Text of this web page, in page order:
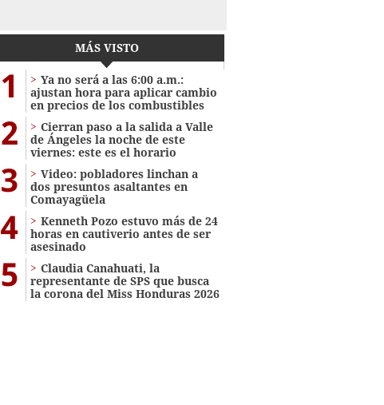
MÁS VISTO
1
Ya no será a las 6:00 a.m.:
ajustan hora para aplicar cambio
en precios de los combustibles
2
Cierran paso a la salida a Valle
de Ángeles la noche de este
viernes: este es el horario
3
Video: pobladores linchan a
dos presuntos asaltantes en
Comayagüela
4
Kenneth Pozo estuvo más de 24
horas en cautiverio antes de ser
asesinado
5
Claudia Canahuati, la
representante de SPS que busca
la corona del Miss Honduras 2026